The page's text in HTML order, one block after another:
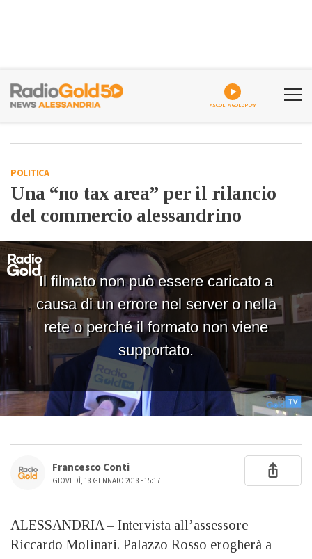
ASCOLTA GOLDPLAY
POLITICA
Una “no tax area” per il rilancio
del commercio alessandrino
Francesco Conti
GIOVEDÌ, 18 GENNAIO 2018 - 15:17
ALESSANDRIA – Intervista all’assessore
Riccardo Molinari. Palazzo Rosso erogherà a